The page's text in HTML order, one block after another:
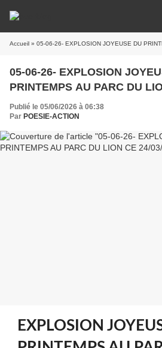
Accueil » 05-06-26- EXPLOSION JOYEUSE DU
05-06-26- EXPLOSION
PRINTEMPS AU PARC DU
Publié le 05/06/2026 à 06:38
Par POESIE-ACTION
EXPLOSION